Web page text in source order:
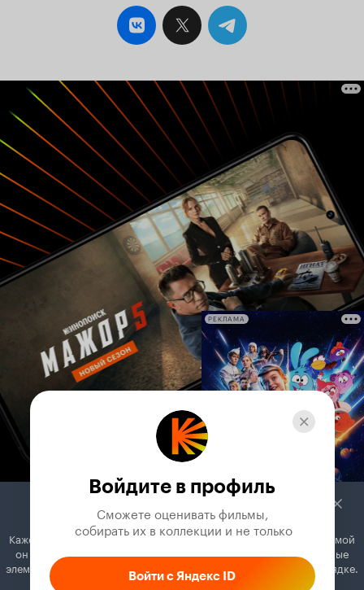
РЕКЛАМА
Войдите в профиль
Сможете оценивать фильмы,
собирать их в коллекции и не только
Войти с Яндекс ID
Кажется, вы используете блокировщик рекламы. Вместе с рекламой
он может отключать постеры, папки с фильмами и другие важные
элементы. Добавьте Кинопоиск в исключения, и всё будет в порядке.